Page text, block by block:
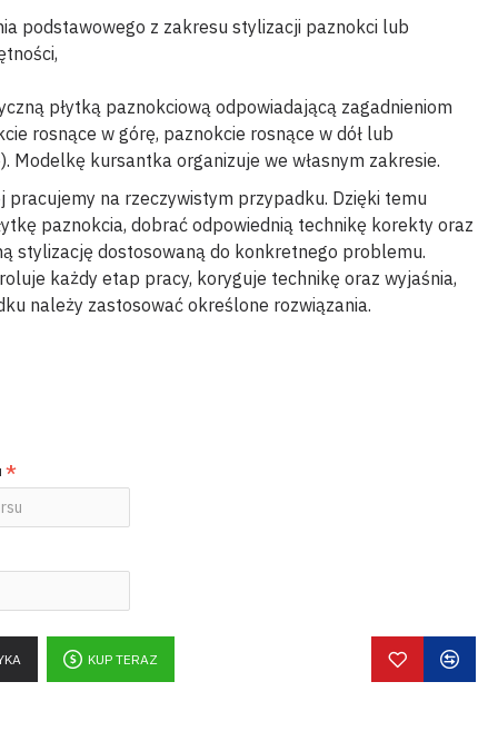
podstawowego z zakresu stylizacji paznokci lub
płytką paznokciową odpowiadającą zagadnieniom
rosnące w górę, paznokcie rosnące w dół lub
Modelkę kursantka organizuje we własnym zakresie.
pracujemy na rzeczywistym przypadku. Dzięki temu
paznokcia, dobrać odpowiednią technikę korekty oraz
stylizację dostosowaną do konkretnego problemu.
każdy etap pracy, koryguje technikę oraz wyjaśnia,
należy zastosować określone rozwiązania.
KUP TERAZ